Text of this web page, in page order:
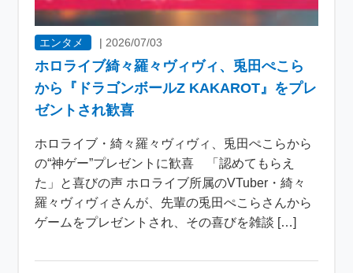
エンタメ | 2026/07/03
ホロライブ綺々羅々ヴィヴィ、兎田ぺこら
から『ドラゴンボールZ KAKAROT』をプレ
ゼントされ歓喜
ホロライブ・綺々羅々ヴィヴィ、兎田ぺこらから
の“神ゲー”プレゼントに歓喜 「認めてもらえ
た」と喜びの声 ホロライブ所属のVTuber・綺々
羅々ヴィヴィさんが、先輩の兎田ぺこらさんから
ゲームをプレゼントされ、その喜びを雑談 […]